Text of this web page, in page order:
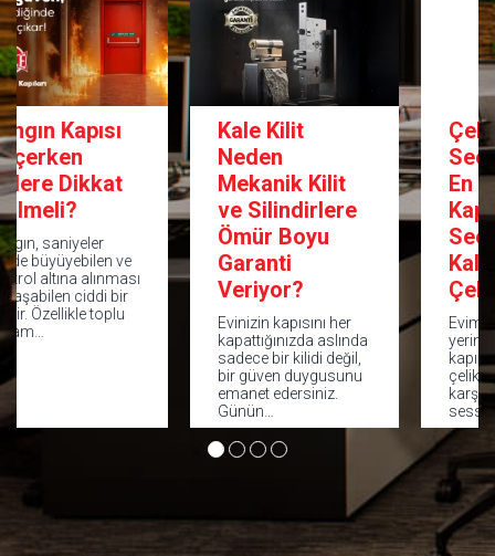
Kale Kilit
Neden
Mekanik Kilit
ve Silindirlere
Ömür Boyu
Garanti
Veriyor?
Evinizin kapısını her
Çelik Kapı
Seçim Rehberi:
En Doğru
Kapıyı Nasıl
Seçersiniz?|
Kale 6. Seviye
Çelik Kapı
Evimizin ya da iş
yerimizin güvenliği
kapıda başlar. Doğru
çelik kapı; hırsızlığa
karşı caydırıcılık,